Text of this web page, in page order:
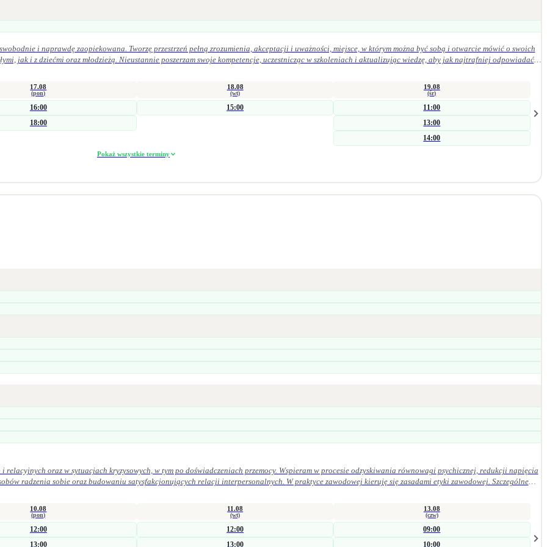
i naprawdę zaopiekowana. Tworzę przestrzeń pełną zrozumienia, akceptacji i uważności, miejsce, w którym można być sobą i otwarcie mówić o swoich
17.08
(pon)
16:00
18:00
18.08
(wt)
15:00
19.08
(śr)
11:00
13:00
14:00
Pokaż wszystkie terminy
oraz w sytuacjach kryzysowych, w tym po doświadczeniach przemocy. Wspieram w procesie odzyskiwania równowagi psychicznej, redukcji napięcia
relacji interpersonalnych. W praktyce zawodowej kieruję się zasadami etyki zawodowej. Szczególne
uważność na potrzeby osoby zgłaszającej się po pomoc.
10.08
(pon)
12:00
13:00
11.08
(wt)
12:00
13:00
13.08
(czw)
09:00
10:00